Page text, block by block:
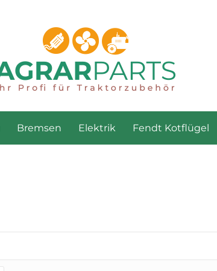
Bremsen Elektrik Fendt Kotflügel